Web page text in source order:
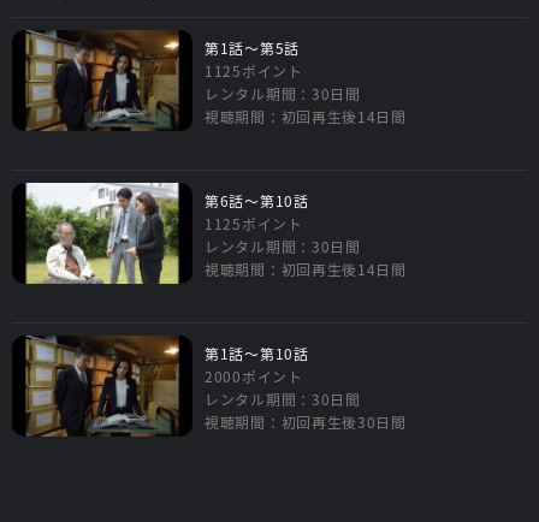
第1話～第5話
1125ポイント
レンタル期間：30日間
視聴期間：初回再生後14日間
第6話～第10話
1125ポイント
レンタル期間：30日間
視聴期間：初回再生後14日間
第1話～第10話
2000ポイント
レンタル期間：30日間
視聴期間：初回再生後30日間